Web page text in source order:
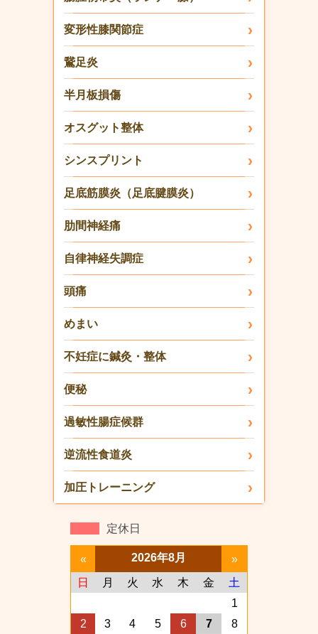
変形性膝関節症
鵞足炎
半月板損傷
オスグット整体
シンスプリント
足底筋膜炎（足底腱膜炎）
肋間神経痛
自律神経失調症
頭痛
めまい
不妊症に鍼灸・整体
便秘
過敏性腸症候群
逆流性食道炎
加圧トレーニング
定休日
« 2026年8月
»
日
月 火 水 木 金
土
1
2
3 4 5 6 7
8